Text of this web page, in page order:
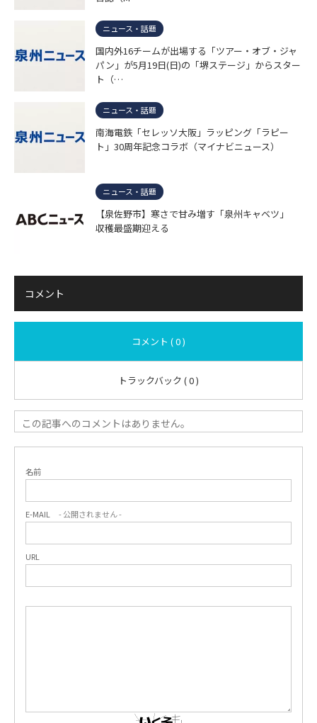
ニュース・話題
国内外16チームが出場する「ツアー・オブ・ジャ
パン」が5月19日(日)の「堺ステージ」からスター
ト（…
ニュース・話題
南海電鉄「セレッソ大阪」ラッピング「ラピー
ト」30周年記念コラボ（マイナビニュース）
ニュース・話題
【泉佐野市】寒さで甘み増す「泉州キャベツ」
収穫最盛期迎える
コメント
コメント ( 0 )
トラックバック ( 0 )
この記事へのコメントはありません。
名前
E-MAIL - 公開されません -
URL